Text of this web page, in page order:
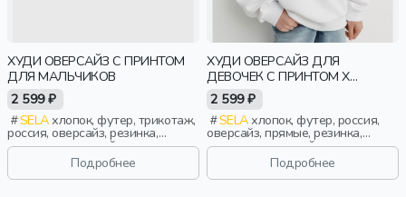
ХУДИ ОВЕРСАЙЗ С ПРИНТОМ
ДЛЯ МАЛЬЧИКОВ
2 599 ₽
SELAхлопок, футер, трикотаж,
россия, оверсайз, резинка,
длинные, длинный рукав,
капюшон, манжета, свободные,
прорези, принт, мальчики, дети
Подробнее
ХУДИ ОВЕРСАЙЗ ДЛЯ
ДЕВОЧЕК С ПРИНТОМ X
СОЮЗМУЛЬТФИЛЬМ
2 599 ₽
SELAхлопок, футер, россия,
оверсайз, прямые, резинка,
длинные, длинный рукав,
капюшон, манжета, свободные,
принт, девочки, дети
Подробнее